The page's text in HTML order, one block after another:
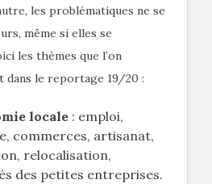
les problématiques ne se
même si elles se
les thèmes que l’on
dans le reportage 19/20 :
locale : emploi,
commerces, artisanat,
relocalisation,
des petites entreprises.